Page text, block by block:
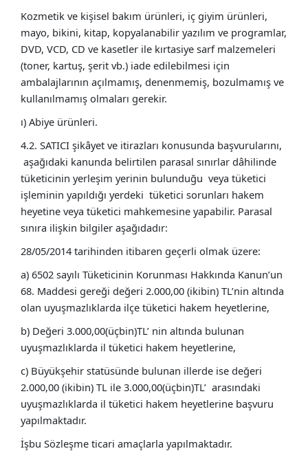
Kozmetik ve kişisel bakım ürünleri, iç giyim ürünleri,
mayo, bikini, kitap, kopyalanabilir yazılım ve programlar,
DVD, VCD, CD ve kasetler ile kırtasiye sarf malzemeleri
(toner, kartuş, şerit vb.) iade edilebilmesi için
ambalajlarının açılmamış, denenmemiş, bozulmamış ve
kullanılmamış olmaları gerekir.
ı) Abiye ürünleri.
4.2. SATICI şikâyet ve itirazları konusunda başvurularını,
aşağıdaki kanunda belirtilen parasal sınırlar dâhilinde
tüketicinin yerleşim yerinin bulunduğu veya tüketici
işleminin yapıldığı yerdeki tüketici sorunları hakem
heyetine veya tüketici mahkemesine yapabilir. Parasal
sınıra ilişkin bilgiler aşağıdadır:
28/05/2014 tarihinden itibaren geçerli olmak üzere:
a) 6502 sayılı Tüketicinin Korunması Hakkında Kanun’un
68. Maddesi gereği değeri 2.000,00 (ikibin) TL’nin altında
olan uyuşmazlıklarda ilçe tüketici hakem heyetlerine,
b) Değeri 3.000,00(üçbin)TL’ nin altında bulunan
uyuşmazlıklarda il tüketici hakem heyetlerine,
c) Büyükşehir statüsünde bulunan illerde ise değeri
2.000,00 (ikibin) TL ile 3.000,00(üçbin)TL’ arasındaki
uyuşmazlıklarda il tüketici hakem heyetlerine başvuru
yapılmaktadır.
İşbu Sözleşme ticari amaçlarla yapılmaktadır.